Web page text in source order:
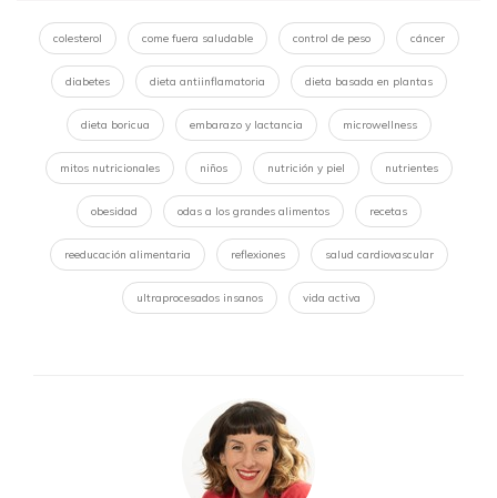
colesterol come fuera saludable control de peso cáncer
diabetes dieta antiinflamatoria dieta basada en plantas
dieta boricua embarazo y lactancia microwellness
mitos nutricionales niños nutrición y piel nutrientes
obesidad odas a los grandes alimentos recetas
reeducación alimentaria reflexiones salud cardiovascular
ultraprocesados insanos vida activa